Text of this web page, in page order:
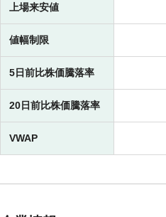
上場来安値
値幅制限
5日前比株価騰落率
20日前比株価騰落率
VWAP